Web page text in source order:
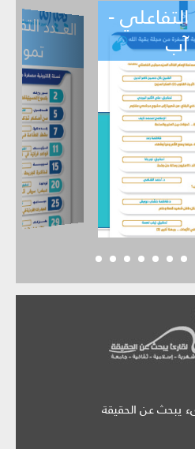
التفاعلي -
تموز
العـــدد
ي
حزيران
يبحث عن الحقيقة